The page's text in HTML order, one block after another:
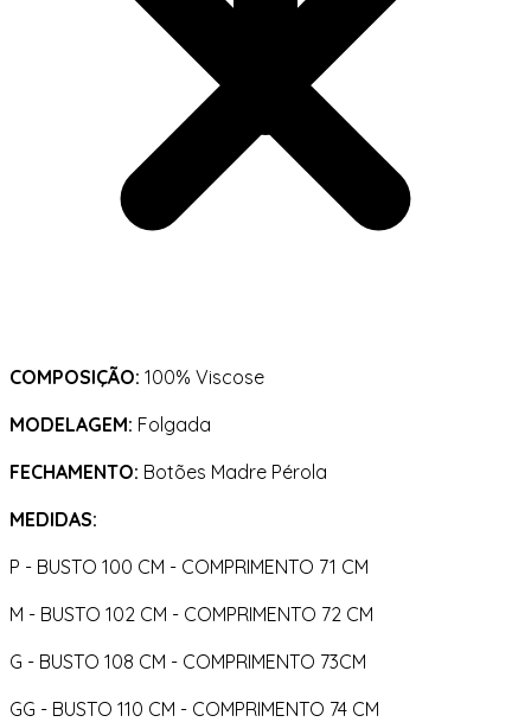
COMPOSIÇÃO: 100% Viscose
MODELAGEM: Folgada
FECHAMENTO: Botões Madre Pérola
MEDIDAS:
P - BUSTO 100 CM - COMPRIMENTO 71 CM
M - BUSTO 102 CM - COMPRIMENTO 72 CM
G - BUSTO 108 CM - COMPRIMENTO 73CM
GG - BUSTO 110 CM - COMPRIMENTO 74 CM